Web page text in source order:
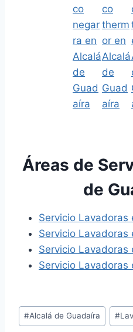
Áreas de
de
Servicio Lavadoras
Servicio Lavadoras
Servicio Lavadoras
Servicio Lavadoras
Etiquetas
de
#Alcalá de Guadaíra #